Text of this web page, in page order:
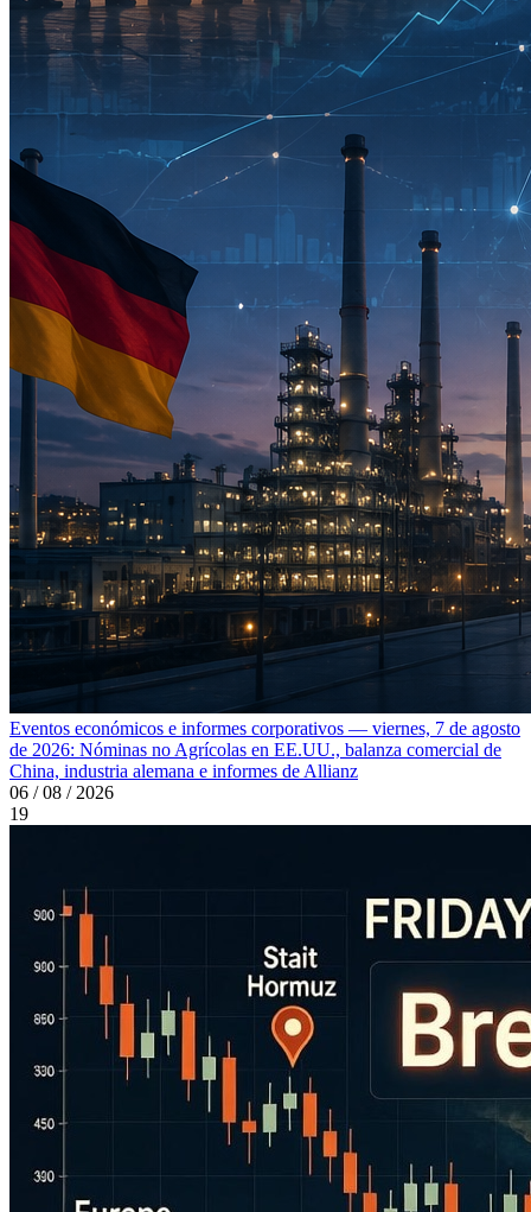
Eventos económicos e informes corporativos — viernes, 7 de agosto
de 2026: Nóminas no Agrícolas en EE.UU., balanza comercial de
China, industria alemana e informes de Allianz
06 / 08 / 2026
19